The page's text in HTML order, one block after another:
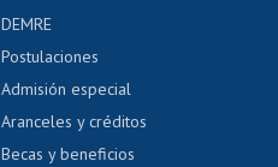
Servicio médico y dental
Pago de arancel y crédito alumnos
Pago de arancel y crédito
Certificado de títulos y grados
DEMRE
Postulaciones
Admisión especial
Aranceles y créditos
Becas y beneficios